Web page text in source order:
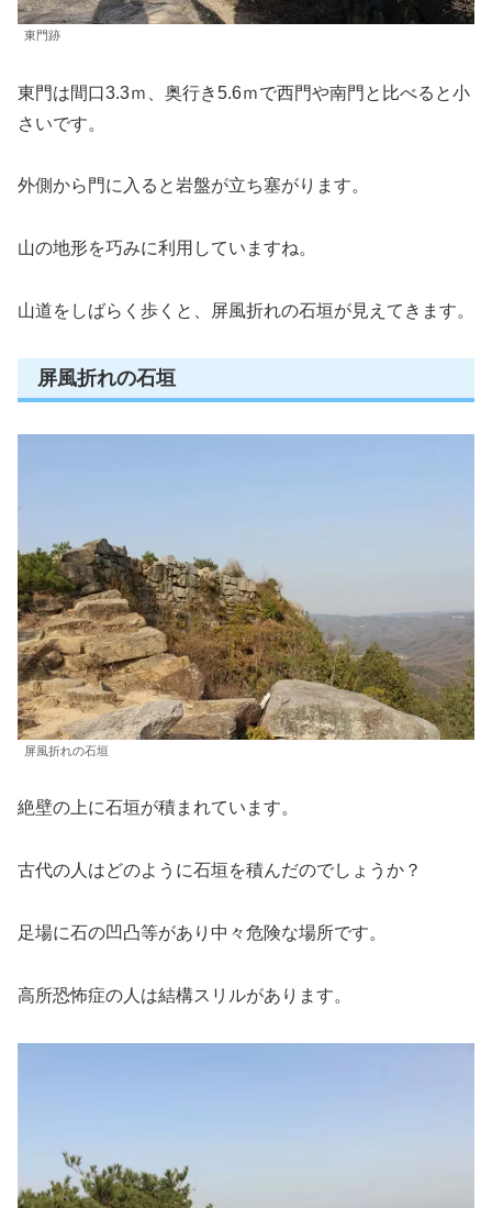
東門跡
東門は間口3.3ｍ、奥行き5.6ｍで西門や南門と比べると小
さいです。
外側から門に入ると岩盤が立ち塞がります。
山の地形を巧みに利用していますね。
山道をしばらく歩くと、屏風折れの石垣が見えてきます。
屏風折れの石垣
屏風折れの石垣
絶壁の上に石垣が積まれています。
古代の人はどのように石垣を積んだのでしょうか？
足場に石の凹凸等があり中々危険な場所です。
高所恐怖症の人は結構スリルがあります。